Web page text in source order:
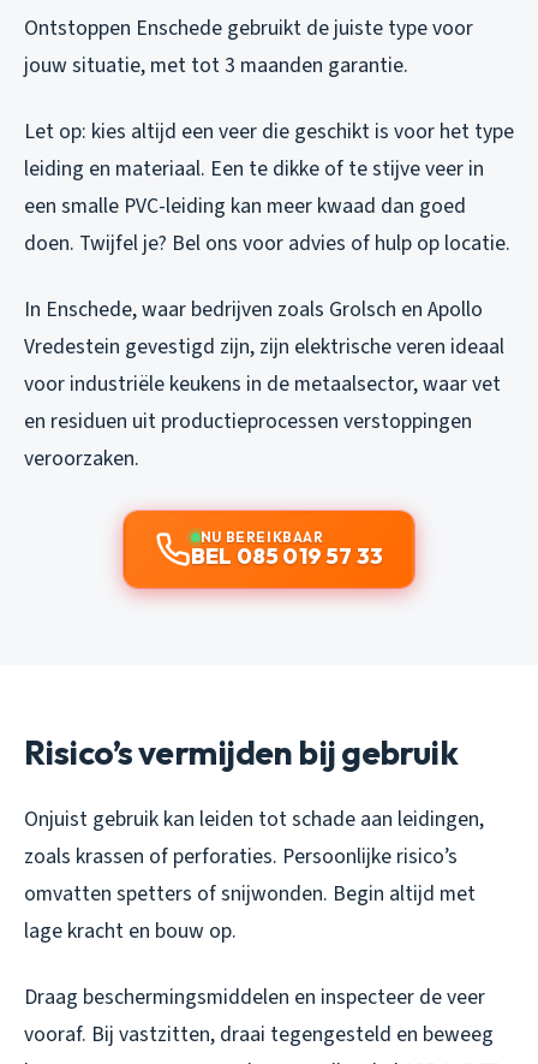
Ontstoppen Enschede gebruikt de juiste type voor
jouw situatie, met tot 3 maanden garantie.
Let op: kies altijd een veer die geschikt is voor het type
leiding en materiaal. Een te dikke of te stijve veer in
een smalle PVC-leiding kan meer kwaad dan goed
doen. Twijfel je? Bel ons voor advies of hulp op locatie.
In Enschede, waar bedrijven zoals Grolsch en Apollo
Vredestein gevestigd zijn, zijn elektrische veren ideaal
voor industriële keukens in de metaalsector, waar vet
en residuen uit productieprocessen verstoppingen
veroorzaken.
NU BEREIKBAAR
BEL 085 019 57 33
Risico’s vermijden bij gebruik
Onjuist gebruik kan leiden tot schade aan leidingen,
zoals krassen of perforaties. Persoonlijke risico’s
omvatten spetters of snijwonden. Begin altijd met
lage kracht en bouw op.
Draag beschermingsmiddelen en inspecteer de veer
vooraf. Bij vastzitten, draai tegengesteld en beweeg